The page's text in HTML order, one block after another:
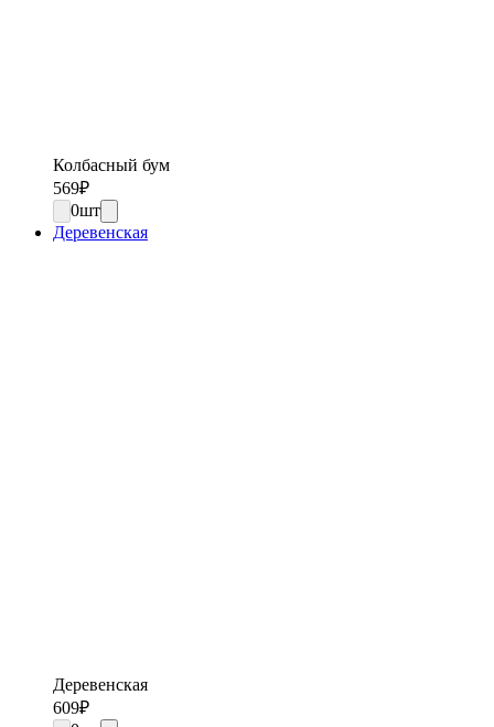
Колбасный бум
569₽
0шт
Деревенская
Деревенская
609₽